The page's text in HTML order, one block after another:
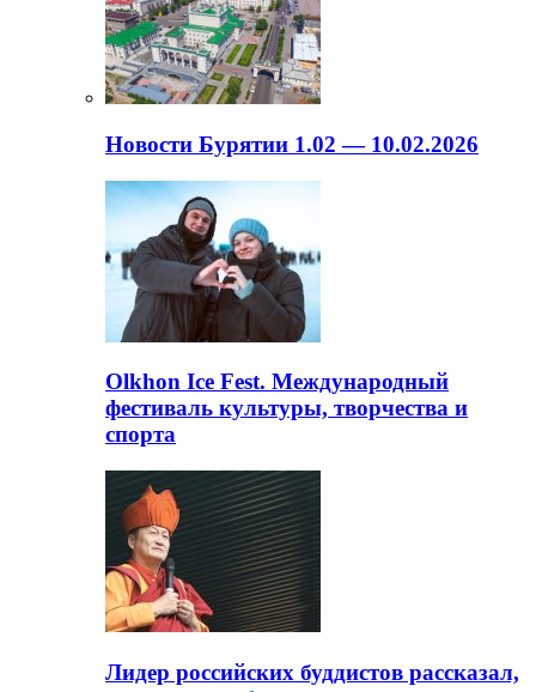
Новости Бурятии 1.02 — 10.02.2026
Olkhon Ice Fest. Международный
фестиваль культуры, творчества и
спорта
Лидер российских буддистов рассказал,